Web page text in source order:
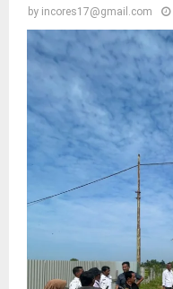
by incores17@gmail.com